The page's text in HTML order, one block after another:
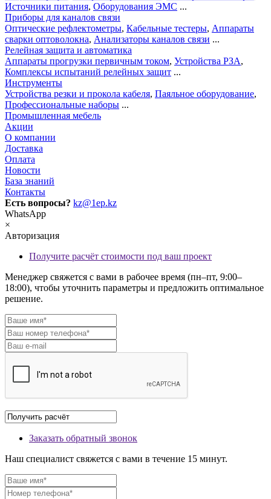
Источники питания, Оборудования ЭМС ...
Приборы для каналов связи
Оптические рефлектометры, Кабельные тестеры, Аппараты
сварки оптоволокна, Анализаторы каналов связи ...
Релейная защита и автоматика
Аппараты прогрузки первичным током, Устройства РЗА,
Комплексы испытаний релейных защит ...
Инструменты
Устройства резки и прокола кабеля, Паяльное оборудование,
Профессиональные наборы ...
Промышленная мебель
Акции
О компании
Доставка
Оплата
Новости
База знаний
Контакты
Есть вопросы? kz@1ep.kz
WhatsApp
×
Авторизация
Получите расчёт стоимости под ваш проект
Менеджер свяжется с вами в рабочее время (пн–пт, 9:00–
18:00), чтобы уточнить параметры и предложить оптимальное
решение.
Заказать обратный звонок
Наш специалист свяжется с вами в течение 15 минут.